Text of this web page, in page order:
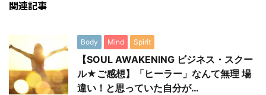
関連記事
Body Mind Spirit
【SOUL AWAKENING ビジネス・スクー
ル★ご感想】「ヒーラー」なんて無理 場
違い！と思っていた自分が…